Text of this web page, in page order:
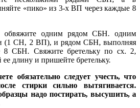
«пико» из 3-х ВП через каждые 8
обвяжите одним рядом СБН. одним
(1 СН, 2 ВП), и рядом СБН, выполняя
8 СБН. Свяжите бретельку по сх. 2,
длину и пришейте бретельку.
обязательно следует учесть, что
стирки сильно вытягивается.
надо постирать, высушить, а